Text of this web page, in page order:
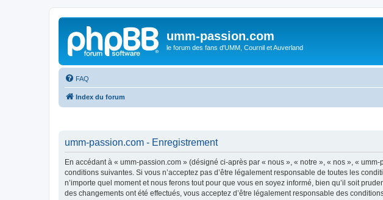
umm-passion.com
le forum des fans d'UMM, Cournil et Auverland
FAQ
Index du forum
umm-passion.com - Enregistrement
En accédant à « umm-passion.com » (désigné ci-après par « nous », « notre », « nos », «
conditions suivantes. Si vous n’acceptez pas d’être légalement responsable de toutes les
n’importe quel moment et nous ferons tout pour que vous en soyez informé, bien qu’il soit
des changements ont été effectués, vous acceptez d’être légalement responsable des